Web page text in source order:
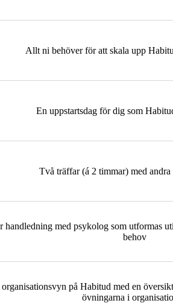
Allt ni behöver för att skala upp
En uppstartsdag för dig som
Två träffar (á 2 timmar) med
handledning med psykolog som utformas
behov
på Habitud med en
övningarna i